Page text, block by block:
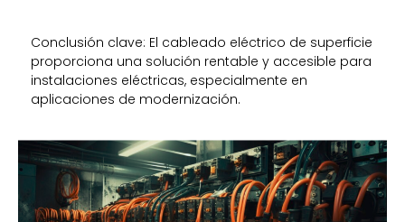
Conclusión clave: El cableado eléctrico de superficie
proporciona una solución rentable y accesible para
instalaciones eléctricas, especialmente en
aplicaciones de modernización.